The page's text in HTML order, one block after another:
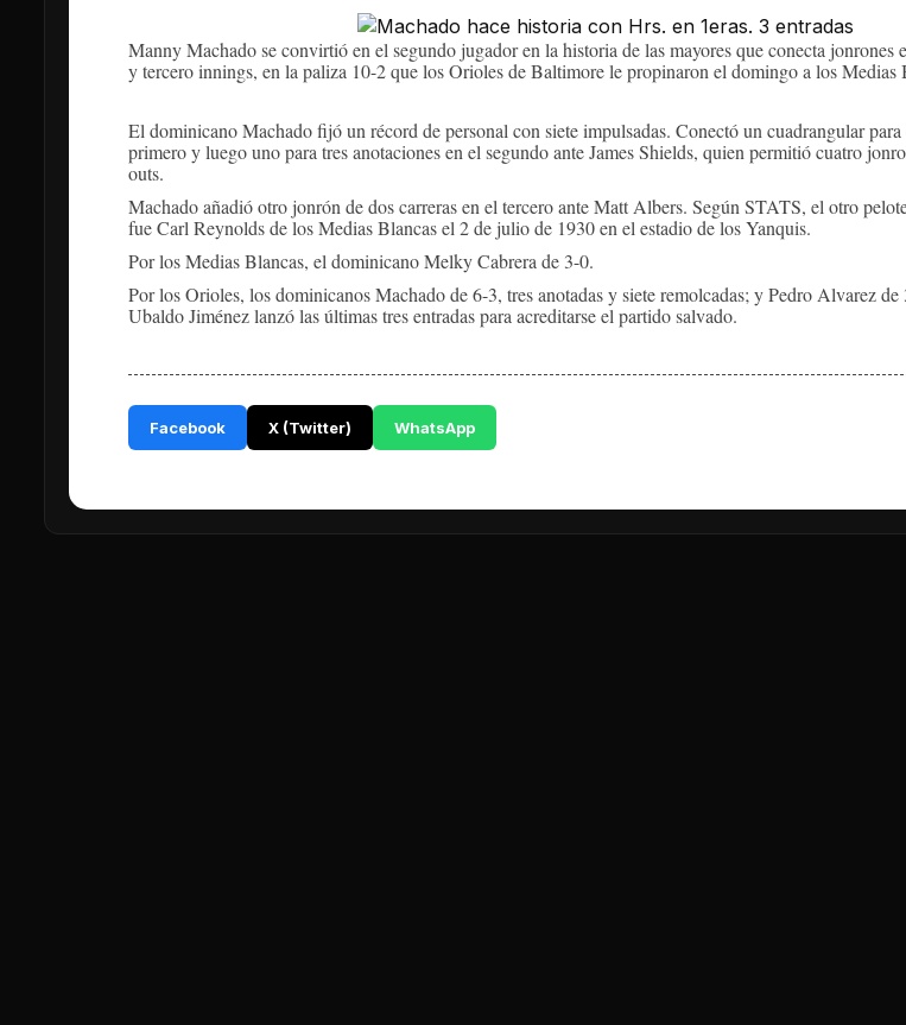
Manny Machado se convirtió en el segundo jugador en la historia de las mayores que conecta jonrones
y tercero innings, en la paliza 10-2 que los Orioles de Baltimore le propinaron el domingo a los Medias
El dominicano Machado fijó un récord de personal con siete impulsadas. Conectó un cuadrangular para
primero y luego uno para tres anotaciones en el segundo ante James Shields, quien permitió cuatro
outs.
Machado añadió otro jonrón de dos carreras en el tercero ante Matt Albers. Según STATS, el otro
fue Carl Reynolds de los Medias Blancas el 2 de julio de 1930 en el estadio de los Yanquis.
Por los Medias Blancas, el dominicano Melky Cabrera de 3-0.
Por los Orioles, los dominicanos Machado de 6-3, tres anotadas y siete remolcadas; y Pedro Alvarez de
Ubaldo Jiménez lanzó las últimas tres entradas para acreditarse el partido salvado.
Facebook X (Twitter) WhatsApp